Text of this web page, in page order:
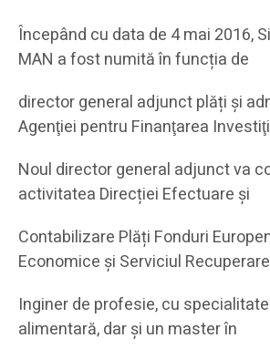
Începând cu data de 4 mai 2016,
MAN a fost numită în funcția de
director general adjunct plăți și
Agenţiei pentru Finanţarea
Noul director general adjunct va
activitatea Direcției Efectuare și
Contabilizare Plăți Fonduri
Economice și Serviciul
Inginer de profesie, cu
alimentară, dar și un master în